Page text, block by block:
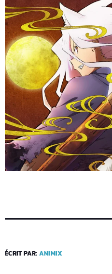
ÉCRIT PAR: ANIMIX